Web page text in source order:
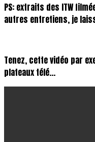
PS: extraits des ITW
autres entretiens, je
Tenez, cette vidéo par
plateaux télé…